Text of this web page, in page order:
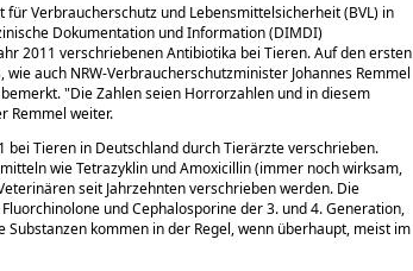
Verbraucherschutz und Lebensmittelsicherheit (BVL) in
Dokumentation und Information (DIMDI)
2011 verschriebenen Antibiotika bei Tieren. Auf den ersten
wie auch NRW-Verbraucherschutzminister Johannes Remmel
Die Zahlen seien Horrorzahlen und in diesem
Remmel weiter.
bei Tieren in Deutschland durch Tierärzte verschrieben.
wie Tetrazyklin und Amoxicillin (immer noch wirksam,
seit Jahrzehnten verschrieben werden. Die
und Cephalosporine der 3. und 4. Generation,
Substanzen kommen in der Regel, wenn überhaupt, meist im